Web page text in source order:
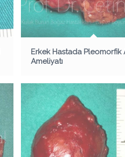
Erkek Hastada Pleomorfik
Ameliyatı